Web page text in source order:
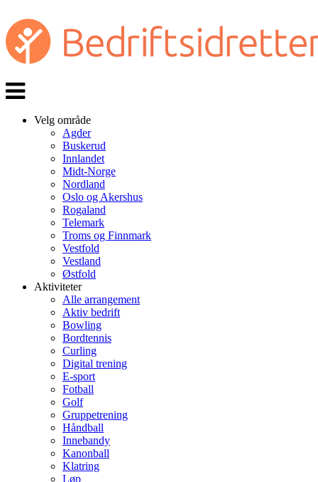
Veksle
navigasjon
Velg område
Agder
Buskerud
Innlandet
Midt-Norge
Nordland
Oslo og Akershus
Rogaland
Telemark
Troms og Finnmark
Vestfold
Vestland
Østfold
Aktiviteter
Alle arrangement
Aktiv bedrift
Bowling
Bordtennis
Curling
Digital trening
E-sport
Fotball
Golf
Gruppetrening
Håndball
Innebandy
Kanonball
Klatring
Løp